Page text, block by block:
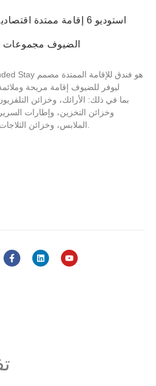
استوديو 6 إقامة ممتدة
ليوفر للضيوف إقامة مريحة
وخزائن التخزين، وإطارات